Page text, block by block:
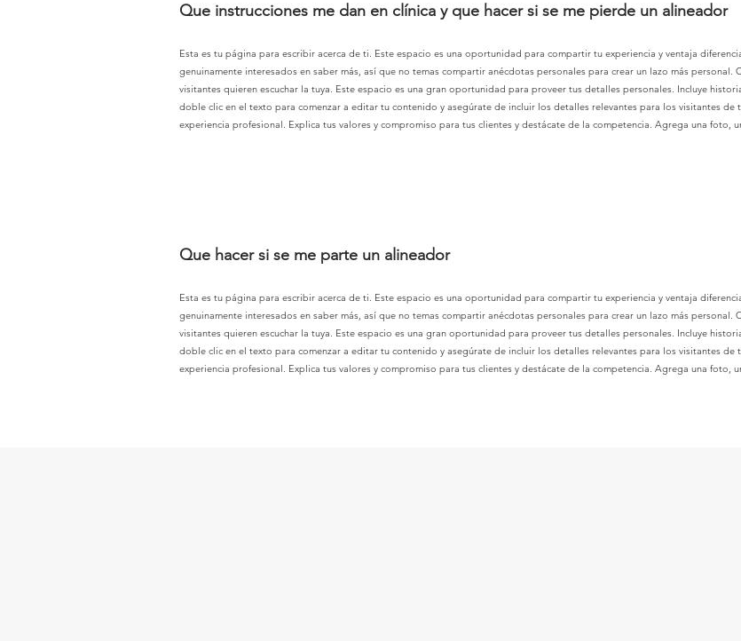
Esta es tu página para escribir acerca de ti. Este espacio es una oportunidad para compartir tu experiencia y ventaja
genuinamente interesados en saber más, así que no temas compartir anécdotas personales para crear un lazo más
visitantes quieren escuchar la tuya. Este espacio es una gran oportunidad para proveer tus detalles personales. Incluye
doble clic en el texto para comenzar a editar tu contenido y asegúrate de incluir los detalles relevantes para los visitantes
experiencia profesional. Explica tus valores y compromiso para tus clientes y destácate de la competencia. Agrega una foto,
Que instrucciones me dan en clínica y que hacer si se me pierde un alineador
Esta es tu página para escribir acerca de ti. Este espacio es una oportunidad para compartir tu experiencia y ventaja
genuinamente interesados en saber más, así que no temas compartir anécdotas personales para crear un lazo más
visitantes quieren escuchar la tuya. Este espacio es una gran oportunidad para proveer tus detalles personales. Incluye
doble clic en el texto para comenzar a editar tu contenido y asegúrate de incluir los detalles relevantes para los visitantes
experiencia profesional. Explica tus valores y compromiso para tus clientes y destácate de la competencia. Agrega una foto,
Que hacer si se me parte un alineador